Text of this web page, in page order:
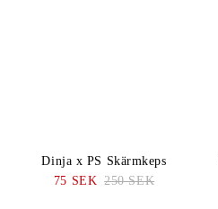
Dinja x PS Skärmkeps
75 SEK 250 SEK